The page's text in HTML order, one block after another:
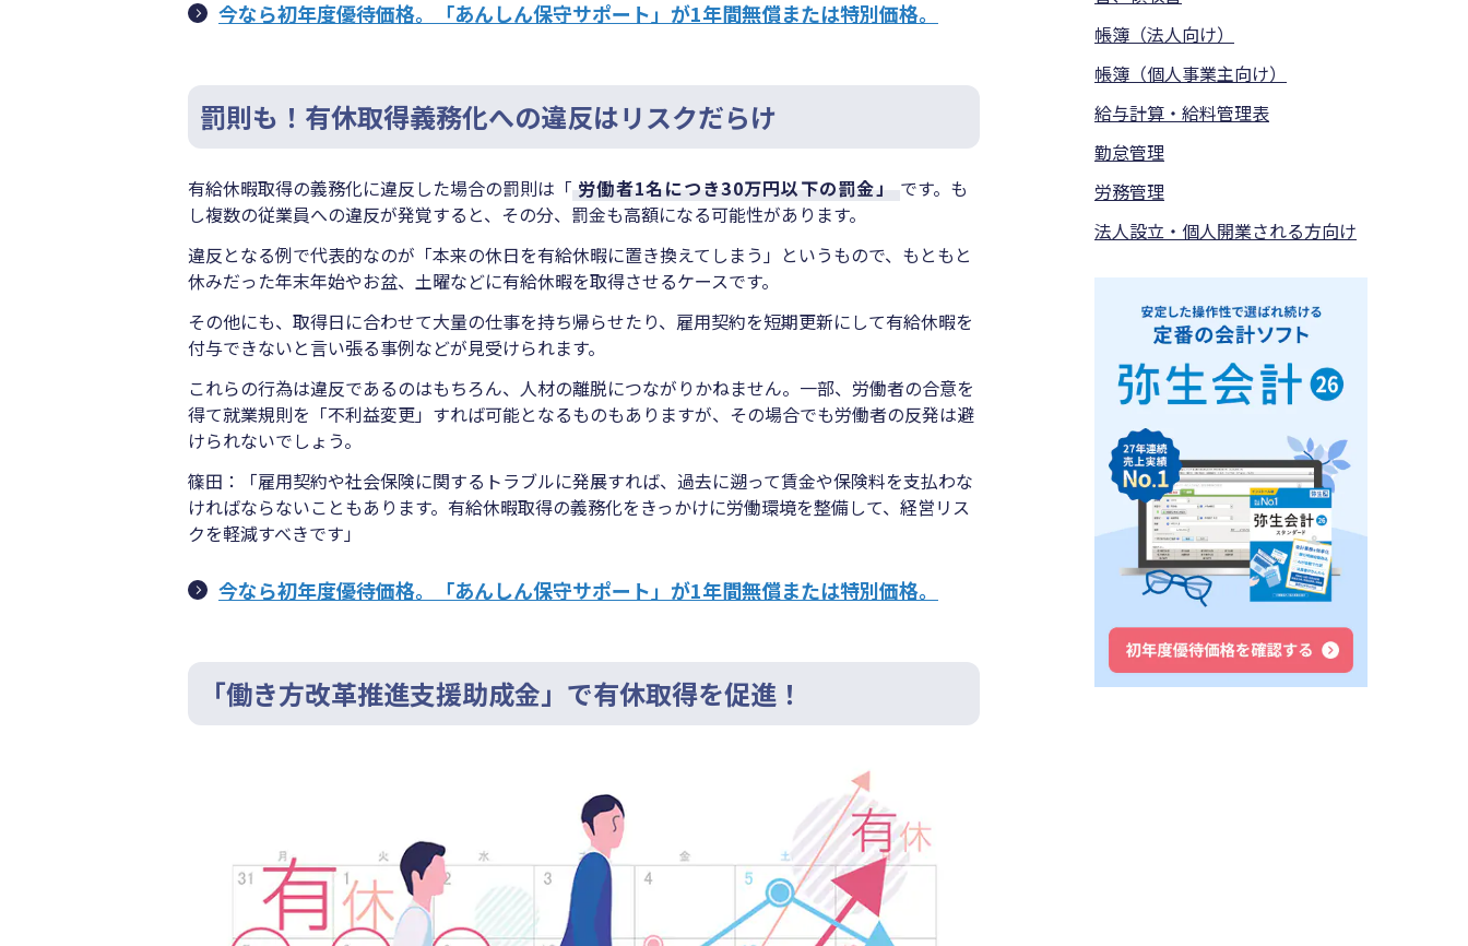
今なら初年度優待価格。「あんしん保守サポート」が1年間無償または特別価格。
罰則も！有休取得義務化への違反はリスクだらけ
有給休暇取得の義務化に違反した場合の罰則は「 労働者1名につき30万円以下の罰金」 です。も
し複数の従業員への違反が発覚すると、その分、罰金も高額になる可能性があります。
違反となる例で代表的なのが「本来の休日を有給休暇に置き換えてしまう」というもので、もともと
休みだった年末年始やお盆、土曜などに有給休暇を取得させるケースです。
その他にも、取得日に合わせて大量の仕事を持ち帰らせたり、雇用契約を短期更新にして有給休暇を
付与できないと言い張る事例などが見受けられます。
これらの行為は違反であるのはもちろん、人材の離脱につながりかねません。一部、労働者の合意を
得て就業規則を「不利益変更」すれば可能となるものもありますが、その場合でも労働者の反発は避
けられないでしょう。
篠田：「雇用契約や社会保険に関するトラブルに発展すれば、過去に遡って賃金や保険料を支払わな
ければならないこともあります。有給休暇取得の義務化をきっかけに労働環境を整備して、経営リス
クを軽減すべきです」
今なら初年度優待価格。「あんしん保守サポート」が1年間無償または特別価格。
「働き方改革推進支援助成金」で有休取得を促進！
帳簿（法人向け）
帳簿（個人事業主向け）
給与計算・給料管理表
勤怠管理
労務管理
法人設立・個人開業される方向け